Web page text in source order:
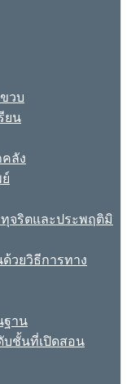
วบ
ยน
ลัง
ทุจริตและประพฤติมิ
ด้วยวิธีการทาง
ฐาน
บชั้นที่เปิดสอน